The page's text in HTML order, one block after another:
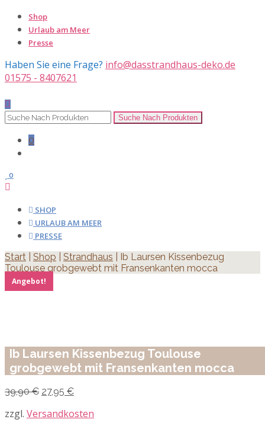
Shop
Urlaub am Meer
Presse
Haben Sie eine Frage? info@dasstrandhaus-deko.de
01575 - 8407621
0
0
SHOP
URLAUB AM MEER
PRESSE
Start Shop Strandhaus | Ib Laursen Kissenbezug
Toulouse grobgewebt mit Fransenkanten mocca
Angebot!
Ib Laursen Kissenbezug Toulouse
grobgewebt mit Fransenkanten mocca
39,90€ Ursprünglicher
war:
27,95 €Aktueller
ist:
zzgl. Versandkosten